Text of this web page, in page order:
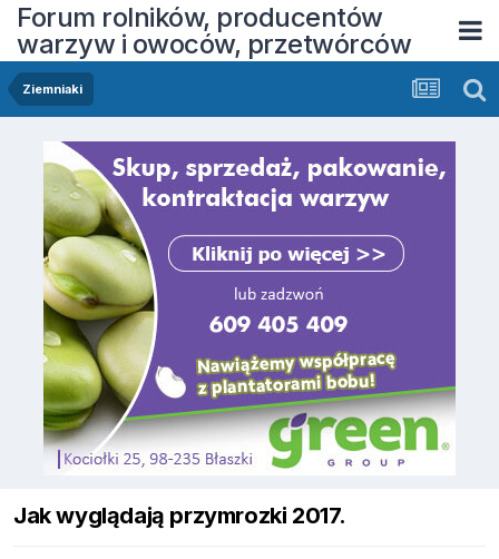
Forum rolników, producentów
warzyw i owoców, przetwórców
Ziemniaki
Jak wyglądają przymrozki 2017.